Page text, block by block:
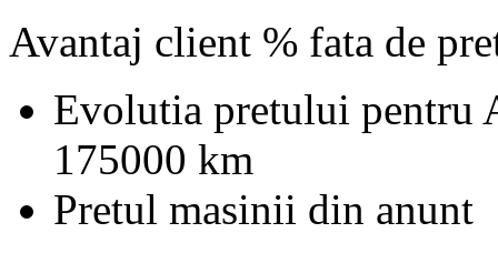
Avantaj client % fata de
Evolutia pretului pentru
175000 km
Pretul masinii din anunt